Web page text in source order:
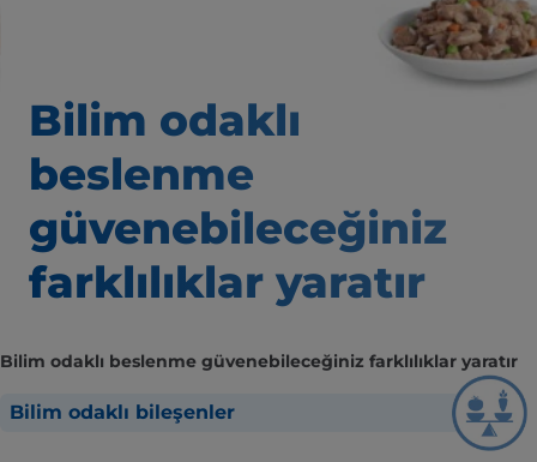
Bilim odaklı
beslenme
güvenebileceğiniz
farklılıklar yaratır
Bilim odaklı beslenme güvenebileceğiniz farklılıklar yaratır
Bilim odaklı bileşenler